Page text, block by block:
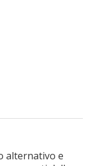
alternativo e